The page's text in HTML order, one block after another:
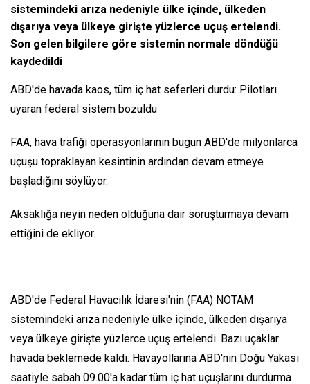
sistemindeki arıza nedeniyle ülke içinde, ülkeden
dışarıya veya ülkeye girişte yüzlerce uçuş ertelendi.
Son gelen bilgilere göre sistemin normale döndüğü
kaydedildi
ABD'de havada kaos, tüm iç hat seferleri durdu: Pilotları
uyaran federal sistem bozuldu
FAA, hava trafiği operasyonlarının bugün ABD'de milyonlarca
uçuşu topraklayan kesintinin ardından devam etmeye
başladığını söylüyor.
Aksaklığa neyin neden olduğuna dair soruşturmaya devam
ettiğini de ekliyor.
ABD'de Federal Havacılık İdaresi'nin (FAA) NOTAM
sistemindeki arıza nedeniyle ülke içinde, ülkeden dışarıya
veya ülkeye girişte yüzlerce uçuş ertelendi. Bazı uçaklar
havada beklemede kaldı. Havayollarına ABD'nin Doğu Yakası
saatiyle sabah 09.00'a kadar tüm iç hat uçuşlarını durdurma